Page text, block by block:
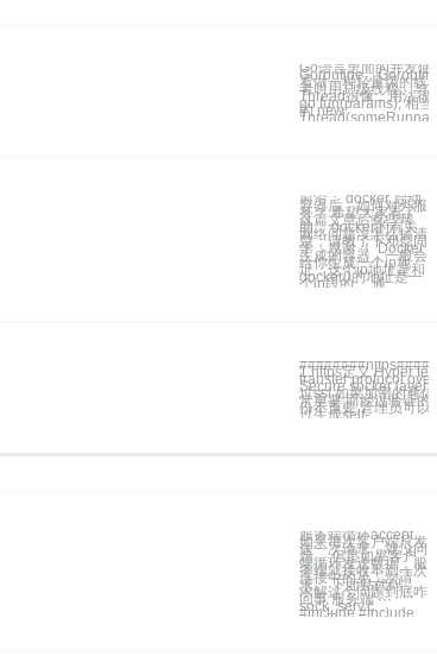
Go语言里面的并发使
Goroutine，
看做一种轻量级的线
者叫用户级线程。与
Thread很像，用法很
go fun(params); 相当
的 new
前沿： docker 启动
容器后，如何对外服
务？ 希望大家看了
这篇文章后有些帮
助。 docker的有关
网络问题没怎么搞清
楚，请教了下邓磊同
学，感谢 ！ Docker
生成的容器，一般会
给你生成一个ip地
址，这个ip地址是和
docker0的地址是一
个ip段的。 通
1.https定义 Hyper
transfer protocol over
Secure socker layer
过ssl 如果加密的通信
常重要,而经过验证的
份不重要,管理员可以
过生成self-
服务端循环accept，
如果每次客户端只发
送一次请求，就没问
题， 但是如果客户
端循环发送数据，服
务端就接收不到一次
连接中的第二次请
求。 下面贴代码，
求解这个问题到底咋
回事 服务端
sock_serv.c ```
#include #include